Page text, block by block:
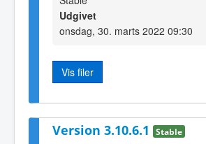
Udgivet
onsdag, 30. marts 2022 09:30
Vis filer
Version 3.10.6.1 Stable